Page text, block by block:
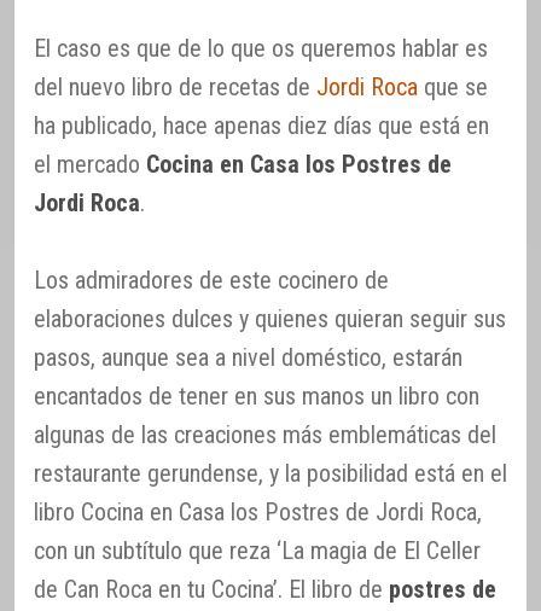
El caso es que de lo que os queremos hablar es
del nuevo libro de recetas de Jordi Roca que se
ha publicado, hace apenas diez días que está en
el mercado Cocina en Casa los Postres de
Jordi Roca.
Los admiradores de este cocinero de
elaboraciones dulces y quienes quieran seguir sus
pasos, aunque sea a nivel doméstico, estarán
encantados de tener en sus manos un libro con
algunas de las creaciones más emblemáticas del
restaurante gerundense, y la posibilidad está en el
libro Cocina en Casa los Postres de Jordi Roca,
con un subtítulo que reza ‘La magia de El Celler
de Can Roca en tu Cocina’. El libro de postres de